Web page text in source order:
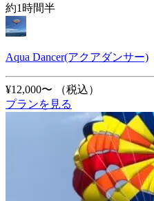
約1時間半
Aqua Dancer(アクアダンサー)
¥12,000〜
（税込）
プランを見る